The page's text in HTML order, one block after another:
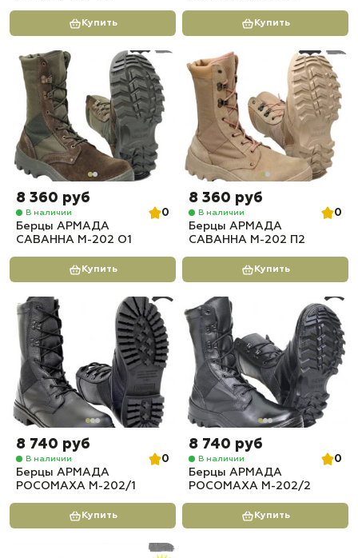
Купить Купить
8 360 руб
В наличии
0
Берцы АРМАДА
САВАННА М-202 О1
Купить
8 360 руб
В наличии
0
Берцы АРМАДА
САВАННА М-202 П2
Купить
8 740 руб
В наличии
0
Берцы АРМАДА
РОСОМАХА М-202/1
Купить
8 740 руб
В наличии
0
Берцы АРМАДА
РОСОМАХА М-202/2
Купить